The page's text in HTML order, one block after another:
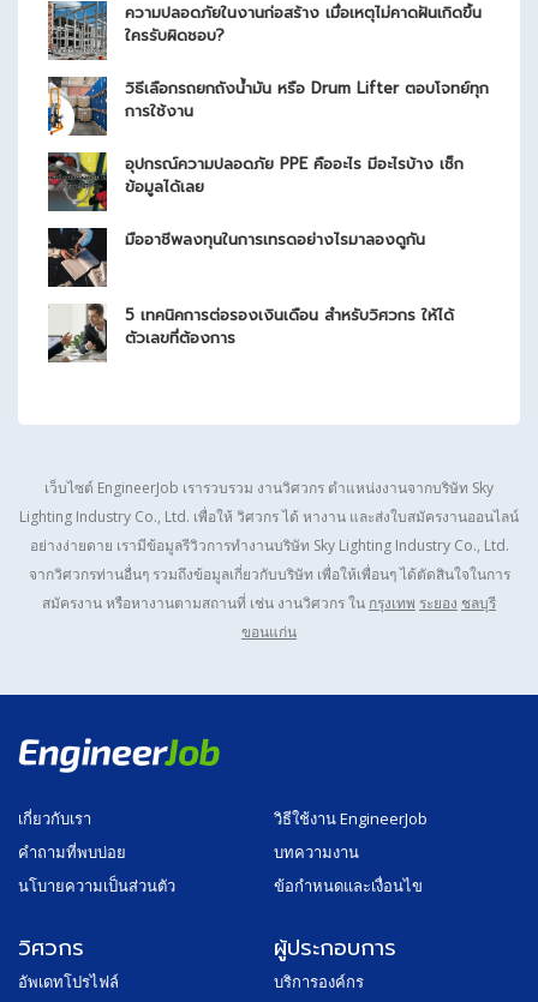
ความปลอดภัยในงานก่อสร้าง เมื่อเหตุไม่คาดฝันเกิดขึ้น
ใครรับผิดชอบ?
วิธีเลือกรถยกถังน้ำมัน หรือ Drum Lifter ตอบโจทย์ทุก
การใช้งาน
อุปกรณ์ความปลอดภัย PPE คืออะไร มีอะไรบ้าง เช็ก
ข้อมูลได้เลย
มืออาชีพลงทุนในการเทรดอย่างไรมาลองดูกัน
5 เทคนิคการต่อรองเงินเดือน สำหรับวิศวกร ให้ได้
ตัวเลขที่ต้องการ
เว็บไซต์ EngineerJob เรารวบรวม งานวิศวกร ตำแหน่งงานจากบริษัท Sky
Lighting Industry Co., Ltd. เพื่อให้ วิศวกร ได้ หางาน และส่งใบสมัครงานออนไลน์
อย่างง่ายดาย เรามีข้อมูลรีวิวการทำงานบริษัท Sky Lighting Industry Co., Ltd.
จากวิศวกรท่านอื่นๆ รวมถึงข้อมูลเกี่ยวกับบริษัท เพื่อให้เพื่อนๆ ได้ตัดสินใจในการ
สมัครงาน หรือหางานตามสถานที่ เช่น งานวิศวกร ใน กรุงเทพ ระยอง ชลบุรี
ขอนแก่น
เกี่ยวกับเรา
คำถามที่พบบ่อย
นโบายความเป็นส่วนตัว
วิธีใช้งาน EngineerJob
บทความงาน
ข้อกำหนดและเงื่อนไข
วิศวกร
อัพเดทโปรไฟล์
ผู้ประกอบการ
บริการองค์กร